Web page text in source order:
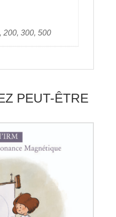
200, 300, 500
PEUT-ÊTRE